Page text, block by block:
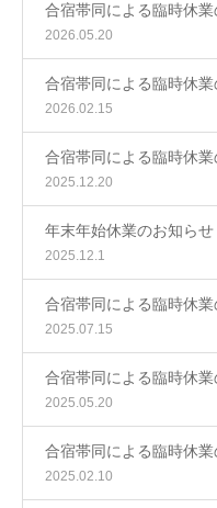
合宿帯同による臨時休
2026.05.20
合宿帯同による臨時休
2026.02.15
合宿帯同による臨時休
2025.12.20
年末年始休業のお知らせ
2025.12.1
合宿帯同による臨時休
2025.07.15
合宿帯同による臨時休
2025.05.20
合宿帯同による臨時休
2025.02.10